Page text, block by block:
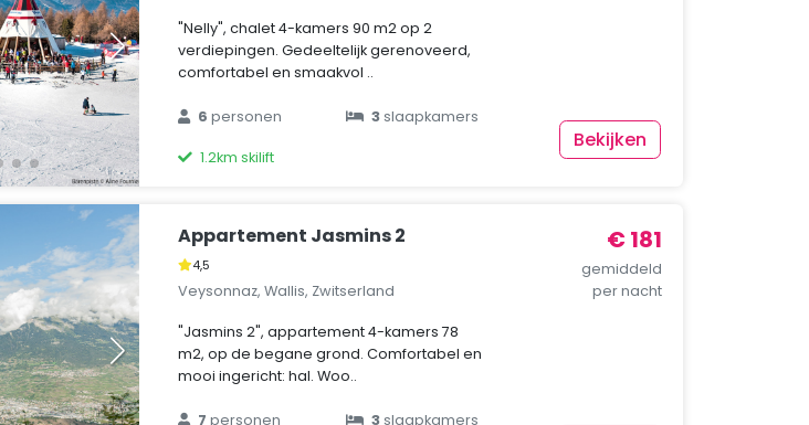
"Nelly", chalet 4-kamers 90 m2 op 2
verdiepingen. Gedeeltelijk gerenoveerd,
comfortabel en smaakvol ..
6personen 3slaapkamers
1.2km skilift
Bekijken
Appartement Jasmins 2
4,5
Veysonnaz, Wallis, Zwitserland
"Jasmins 2", appartement 4-kamers 78
m2, op de begane grond. Comfortabel en
mooi ingericht: hal. Woo..
7personen 3slaapkamers
€ 181
gemiddeld
per nacht